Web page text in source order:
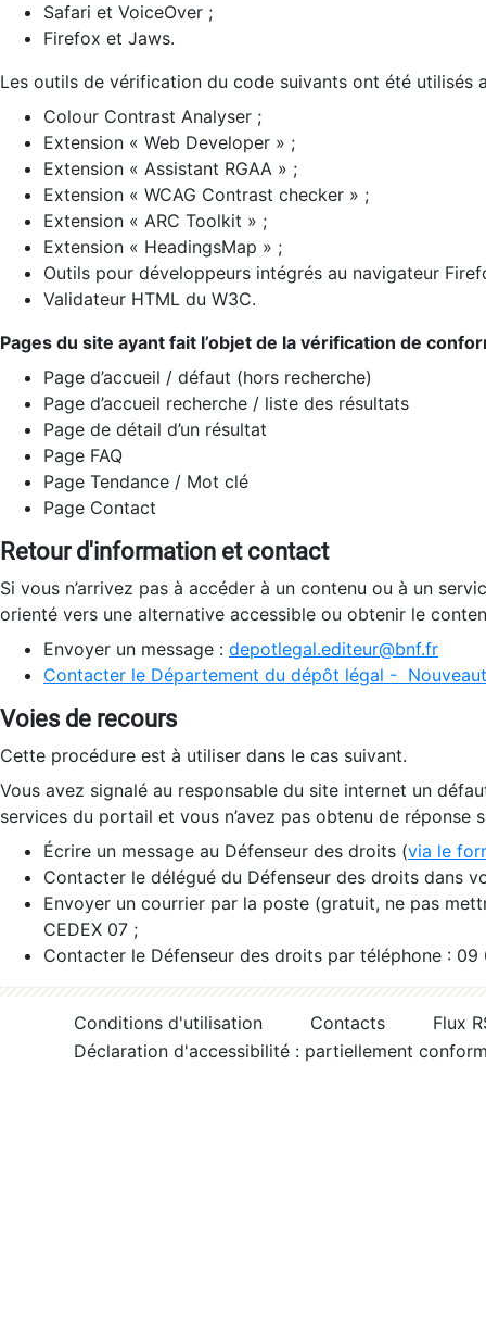
Safari et VoiceOver ;
Firefox et Jaws.
Les outils de vérification du code suivants ont été utilisés
Colour Contrast Analyser ;
Extension « Web Developer » ;
Extension « Assistant RGAA » ;
Extension « WCAG Contrast checker » ;
Extension « ARC Toolkit » ;
Extension « HeadingsMap » ;
Outils pour développeurs intégrés au navigateur
Validateur HTML du W3C.
Pages du site ayant fait l’objet de la vérification de
Page d’accueil / défaut (hors recherche)
Page d’accueil recherche / liste des résultats
Page de détail d’un résultat
Page FAQ
Page Tendance / Mot clé
Page Contact
Retour d'information et contact
Si vous n’arrivez pas à accéder à un contenu ou à un
orienté vers une alternative accessible ou obtenir le
Envoyer un message : depotlegal.editeur@bnf.fr
Contacter le Département du dépôt légal -
Voies de recours
Cette procédure est à utiliser dans le cas suivant.
Vous avez signalé au responsable du site internet un
services du portail et vous n’avez pas obtenu de réponse
Écrire un message au Défenseur des droits (via le
Contacter le délégué du Défenseur des droits dans
Envoyer un courrier par la poste (gratuit, ne pas
CEDEX 07 ;
Contacter le Défenseur des droits par téléphone :
Conditions d'utilisation Contacts
Flux
Déclaration d'accessibilité : partiellement